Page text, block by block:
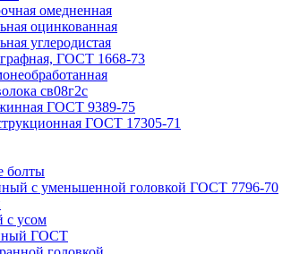
омедненная
оцинкованная
углеродистая
ГОСТ 1668-73
св08г2с
ГОСТ 9389-75
ГОСТ 17305-71
болты
с уменьшенной головкой ГОСТ 7796-70
с усом
ГОСТ